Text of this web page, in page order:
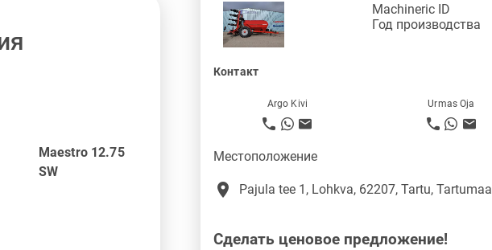
Maestro 12.75
SW
Machineric ID
Год производства
Контакт
Argo Kivi Urmas Oja
Местоположение
place Pajula tee 1, Lohkva, 62207, Tartu, Tartumaa
Сделать ценовое предложение!